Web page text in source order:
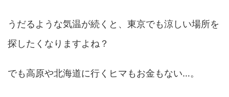
うだるような気温が続くと、東京でも涼しい場所を
探したくなりますよね？
でも高原や北海道に行くヒマもお金もない…。